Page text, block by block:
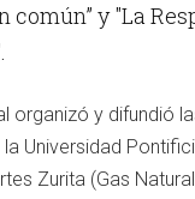
común” y "La
organizó y difundió
Universidad
Zurita (Gas